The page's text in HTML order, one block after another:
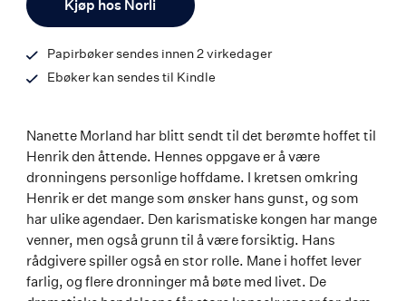
Kjøp hos Norli
Papirbøker sendes innen 2 virkedager
Ebøker kan sendes til Kindle
Nanette Morland har blitt sendt til det berømte hoffet til
Henrik den åttende. Hennes oppgave er å være
dronningens personlige hoffdame. I kretsen omkring
Henrik er det mange som ønsker hans gunst, og som
har ulike agendaer. Den karismatiske kongen har mange
venner, men også grunn til å være forsiktig. Hans
rådgivere spiller også en stor rolle. Mane i hoffet lever
farlig, og flere dronninger må bøte med livet. De